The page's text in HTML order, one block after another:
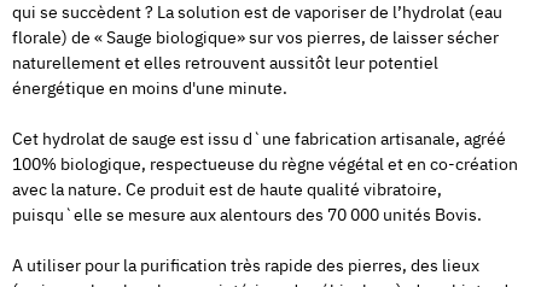
qui se succèdent ? La solution est de vaporiser de l’hydrolat (eau
florale) de « Sauge biologique» sur vos pierres, de laisser sécher
naturellement et elles retrouvent aussitôt leur potentiel
énergétique en moins d'une minute.
Cet hydrolat de sauge est issu d`une fabrication artisanale, agréé
100% biologique, respectueuse du règne végétal et en co-création
avec la nature. Ce produit estde haute qualité vibratoire,
puisqu`elle se mesure aux alentours des 70 000 unités Bovis.
A utiliser pour la purification très rapide des pierres, des lieux